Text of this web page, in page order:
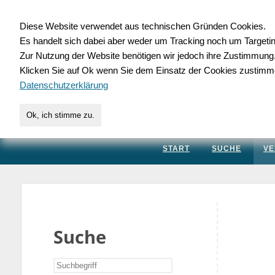
für Handwerk,
START SUCHE
Suche
Diese Website verwendet aus technischen Gründen Cookies.
Es handelt sich dabei aber weder um Tracking noch um
Zur Nutzung der Website benötigen wir jedoch ihre Zustimmung.
Klicken Sie auf Ok wenn Sie dem Einsatz der Cookies
Datenschutzerklärung
Ok, ich stimme zu.